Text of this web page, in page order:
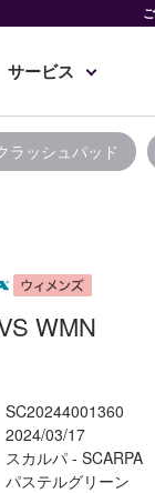
サービス
ラッシュパッド
WMN
SC20244001360
2024/03/17
スカルパ - SCARPA
パステルグリーン